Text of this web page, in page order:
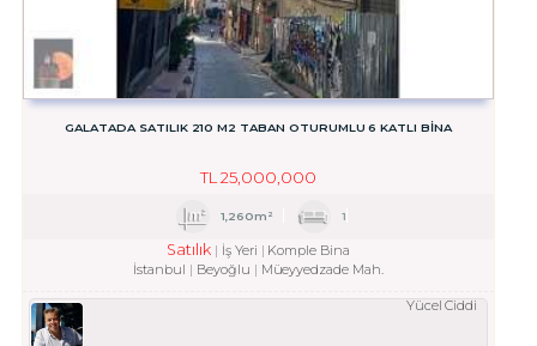
GALATADA SATILIK 210 M2 TABAN OTURUMLU 6 KATLI BINA
TL 25,000,000
1,260m² 1
Satılık İş Yeri
Komple Bina
İstanbul
Beyoğlu Müeyyedzade Mah.
Yücel Ciddi